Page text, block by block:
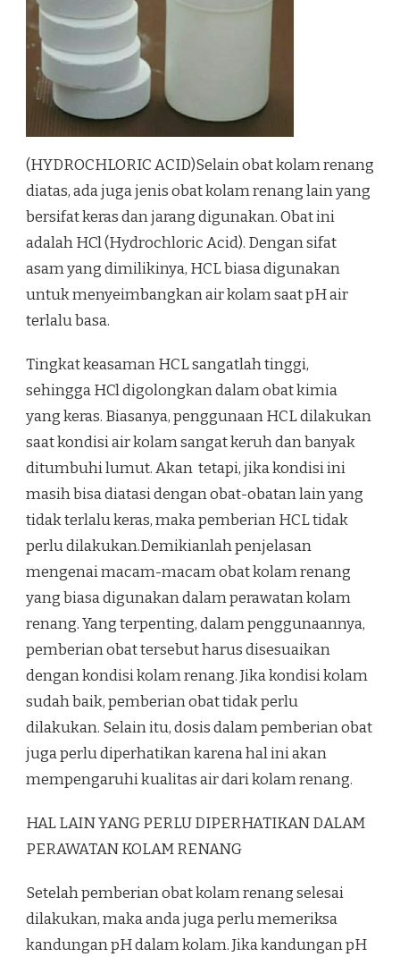
(HYDROCHLORIC ACID)Selain obat kolam renang
diatas, ada juga jenis obat kolam renang lain yang
bersifat keras dan jarang digunakan. Obat ini
adalah HCl (Hydrochloric Acid). Dengan sifat
asam yang dimilikinya, HCL biasa digunakan
untuk menyeimbangkan air kolam saat pH air
terlalu basa.
Tingkat keasaman HCL sangatlah tinggi,
sehingga HCl digolongkan dalam obat kimia
yang keras. Biasanya, penggunaan HCL dilakukan
saat kondisi air kolam sangat keruh dan banyak
ditumbuhi lumut. Akan tetapi, jika kondisi ini
masih bisa diatasi dengan obat-obatan lain yang
tidak terlalu keras, maka pemberian HCL tidak
perlu dilakukan.Demikianlah penjelasan
mengenai macam-macam obat kolam renang
yang biasa digunakan dalam perawatan kolam
renang. Yang terpenting, dalam penggunaannya,
pemberian obat tersebut harus disesuaikan
dengan kondisi kolam renang. Jika kondisi kolam
sudah baik, pemberian obat tidak perlu
dilakukan. Selain itu, dosis dalam pemberian obat
juga perlu diperhatikan karena hal ini akan
mempengaruhi kualitas air dari kolam renang.
HAL LAIN YANG PERLU DIPERHATIKAN DALAM
PERAWATAN KOLAM RENANG
Setelah pemberian obat kolam renang selesai
dilakukan, maka anda juga perlu memeriksa
kandungan pH dalam kolam. Jika kandungan pH